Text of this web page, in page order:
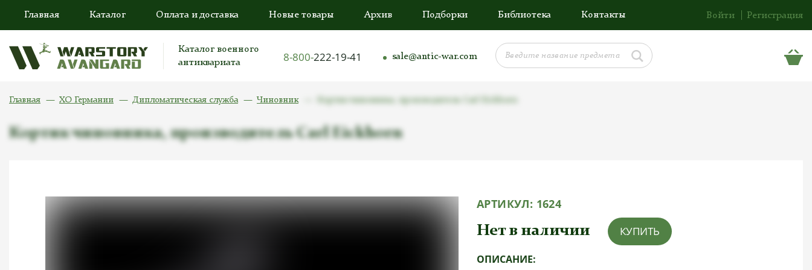
Главная Каталог Оплата и доставка Новые товары Архив Подборки Библиотека Контакты Войти Регистрация
Каталог военного
антиквариата
8-800-222-19-41 sale@antic-war.com
Главная ХО Германии Дипломатическая служба Чиновник
Кортик чиновника, производитель Carl Eickhorn
АРТИКУЛ: 1624
Нет в наличии КУПИТЬ
ОПИСАНИЕ: